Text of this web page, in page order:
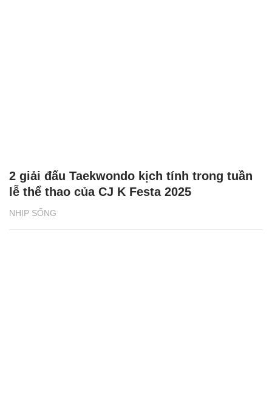
NHỊP SỐNG
2 giải đấu Taekwondo kịch tính trong tuần
lễ thể thao của CJ K Festa 2025